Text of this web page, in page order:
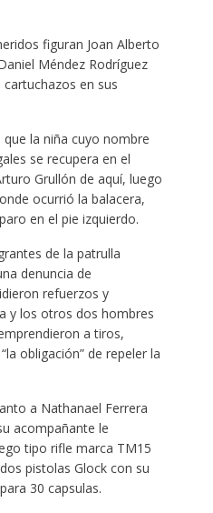
figuran Joan Alberto
Méndez Rodríguez
en sus
la niña cuyo nombre
se recupera en el
Grullón de aquí, luego
ocurrió la balacera,
en el pie izquierdo.
de la patrulla
denuncia de
refuerzos y
y los otros dos hombres
a tiros,
obligación” de repeler la
a Nathanael Ferrera
acompañante le
tipo rifle marca TM15
pistolas Glock con su
30 capsulas.